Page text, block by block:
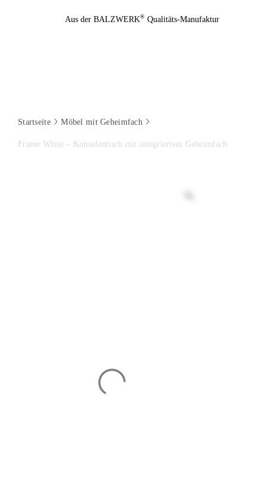
Aus der BALZWERK®Qualitäts-Manufaktur
Startseite Möbel mit Geheimfach
Frame White – Konsolentisch mit integriertem Geheimfach